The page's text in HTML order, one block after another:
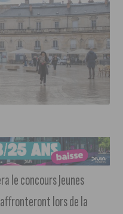
le concours Jeunes
lors de la